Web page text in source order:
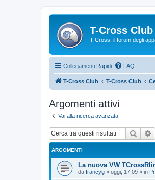
T-Cross Club
T-Cross, il forum degli
Collegamenti Rapidi FAQ
T-Cross Club T-Cross Club
Argomenti attivi
Vai alla ricerca avanzata
Cerca
ARGOMENTI
La nuova VW
da francyg » oggi, 17:09 » in